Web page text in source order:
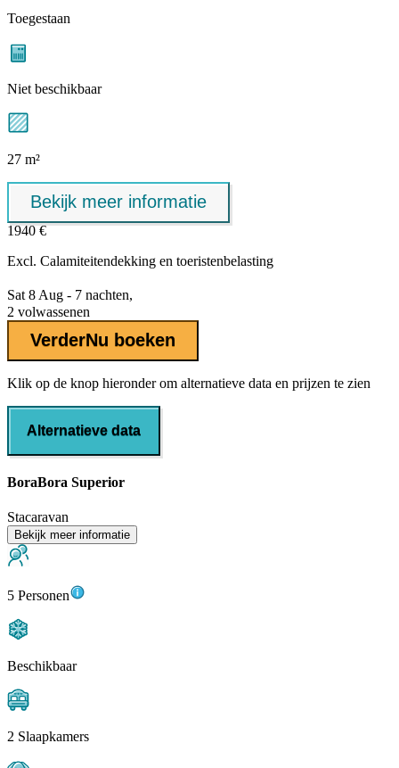
Toegestaan
Niet beschikbaar
27 m²
Bekijk meer informatie
1940 €
Excl. Calamiteitendekking en toeristenbelasting
Sat 8 Aug - 7 nachten,
2 volwassenen
VerderNu boeken
Klik op de knop hieronder om alternatieve data en prijzen te zien
Alternatieve data
BoraBora Superior
Stacaravan
Bekijk meer informatie
5 Personen
Beschikbaar
2 Slaapkamers